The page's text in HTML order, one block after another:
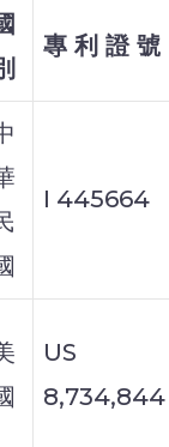
專 利 證 號
I 445664
US
8,734,844